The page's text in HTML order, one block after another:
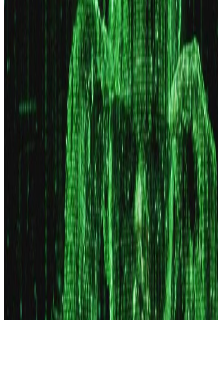
Copyright © 2026 Didier Verna. This work is licensed underCC
BY NC ND 4.0
Hugo Blox Builder